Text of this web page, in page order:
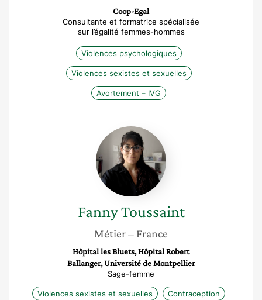
Coop-Egal
Consultante et formatrice spécialisée
sur l’égalité femmes-hommes
Violences psychologiques
Violences sexistes et sexuelles
Avortement – IVG
Fanny
Toussaint
FannyToussaint
Métier– France
Hôpital les Bluets, Hôpital Robert
Ballanger, Université de Montpellier
Sage-femme
Violences sexistes et sexuelles Contraception